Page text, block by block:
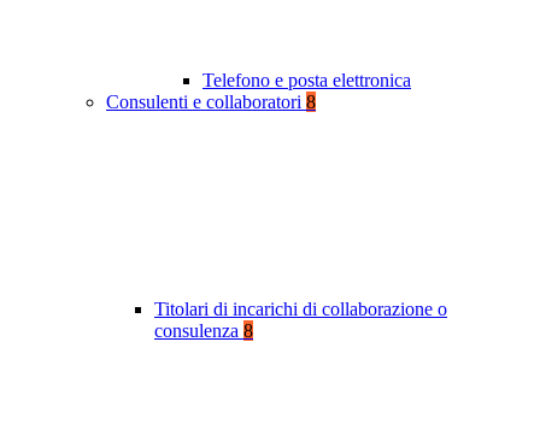
Telefono e posta elettronica
Consulenti e collaboratori 8
Titolari di incarichi di collaborazione o
consulenza 8